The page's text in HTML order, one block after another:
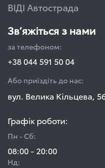
ВІДІ Автострада
Зв’яжіться з нами
за телефоном:
+38 044 591 50 04
Або приїздіть до нас:
вул. Велика Кільцева,
Графік роботи:
Пн - Сб:
08:00 - 20:00
Нд: